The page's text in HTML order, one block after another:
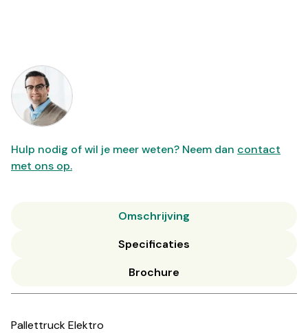
Hulp nodig of wil je meer weten? Neem dan contact
met ons op.
Omschrijving
Specificaties
Brochure
Pallettruck Elektro